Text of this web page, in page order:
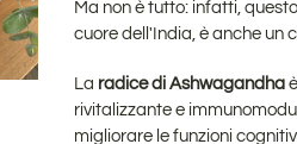
Ma non è tutto: infatti,
cuore dell'India, è anche un
La radice di Ashwagandha
rivitalizzante e
migliorare le funzioni